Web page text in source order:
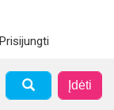
Prisijungti
Įdėti